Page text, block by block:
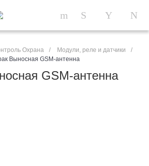
Охрана / Модули, реле и датчики
/
Выносная GSM-антенна
GSM-антенна